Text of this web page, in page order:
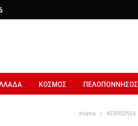
ΚΟΣΜΟΣ ΠΕΛΟΠΟΝΝΗΣΟΣ
Home ΚΟΙΝΩΝΙΑ